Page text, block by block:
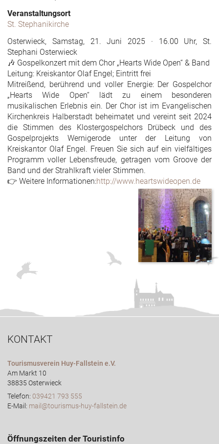
Veranstaltungsort
St. Stephanikirche
Osterwieck, Samstag, 21. Juni 2025 · 16.00 Uhr, St.
Stephani Osterwieck
🎶 Gospelkonzert mit dem Chor „Hearts Wide Open“ & Band
Leitung: Kreiskantor Olaf Engel; Eintritt frei
Mitreißend, berührend und voller Energie: Der Gospelchor
„Hearts Wide Open“ lädt zu einem besonderen
musikalischen Erlebnis ein. Der Chor ist im Evangelischen
Kirchenkreis Halberstadt beheimatet und vereint seit 2024
die Stimmen des Klostergospelchors Drübeck und des
Gospelprojekts Wernigerode unter der Leitung von
Kreiskantor Olaf Engel. Freuen Sie sich auf ein vielfältiges
Programm voller Lebensfreude, getragen vom Groove der
Band und der Strahlkraft vieler Stimmen.
👉 Weitere Informationen:http://www.heartswideopen.de
KONTAKT
Tourismusverein Huy-Fallstein e.V.
Am Markt 10
38835 Osterwieck
Telefon: 039421 793 555
E-Mail: mail@tourismus-huy-fallstein.de
Öffnungszeiten der Touristinfo